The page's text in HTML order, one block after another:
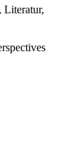
Literatur,